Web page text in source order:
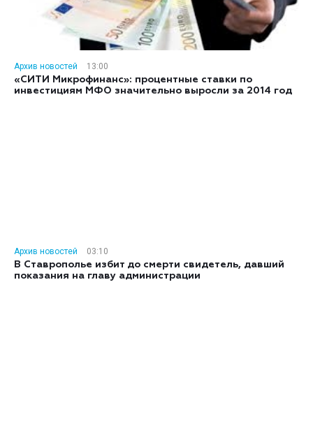
Архив новостей
13:00
«СИТИ Микрофинанс»: процентные ставки по
инвестициям МФО значительно выросли за 2014 год
Архив новостей
03:10
В Ставрополье избит до смерти свидетель, давший
показания на главу администрации